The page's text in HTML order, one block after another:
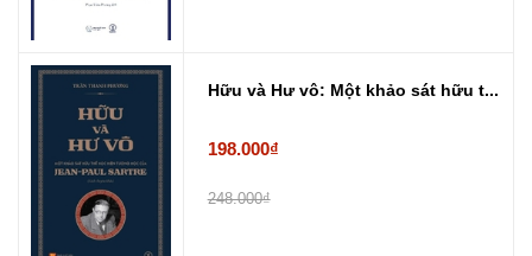
Hữu và Hư vô: Một khảo sát hữu t...
198.000₫
248.000₫